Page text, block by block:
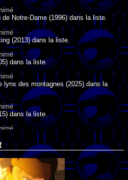
Notre-Dame (1996) dans la liste.
(2013) dans la liste.
dans la liste.
lynx des montagnes (2025) dans la
dans la liste.
dans la liste.
de la Chance (2006) dans la